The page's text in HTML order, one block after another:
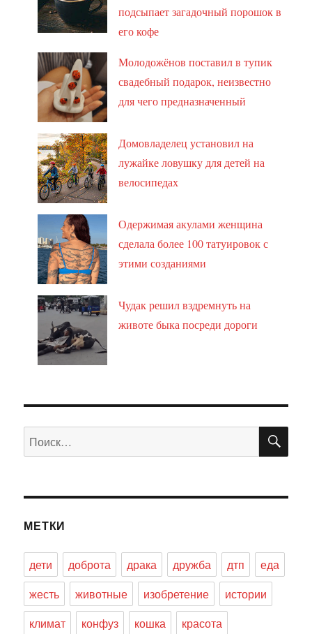
подсыпает загадочный порошок в
его кофе
Молодожёнов поставил в тупик
свадебный подарок, неизвестно
для чего предназначенный
Домовладелец установил на
лужайке ловушку для детей на
велосипедах
Одержимая акулами женщина
сделала более 100 татуировок с
этими созданиями
Чудак решил вздремнуть на
животе быка посреди дороги
Искать:
МЕТКИ
дети доброта драка дружба дтп
еда
жесть
животные изобретение
истории
климат
конфуз кошка красота